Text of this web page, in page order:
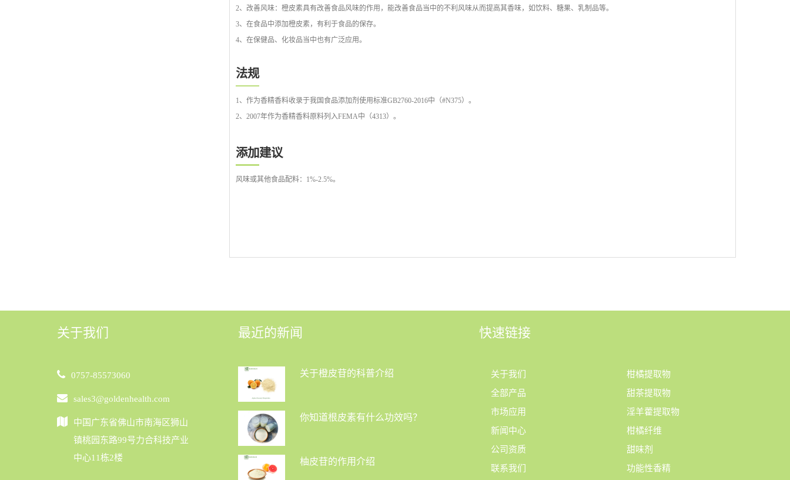
2、改善风味：橙皮素具有改善食品风味的作用，能改善食品当中的不利风味从而提高其香味，如饮料、糖果、乳制品等。
3、在食品中添加橙皮素，有利于食品的保存。
4、在保健品、化妆品当中也有广泛应用。
法规
1、作为香精香料收录于我国食品添加剂使用标准GB2760-2016中（#N375）。
2、2007年作为香精香料原料列入FEMA中（4313）。
添加建议
风味或其他食品配料：1%-2.5%。
关于我们
0757-85573060
sales3@goldenhealth.com
中国广东省佛山市南海区狮山
镇桃园东路99号力合科技产业
中心11栋2楼
最近的新闻
关于橙皮苷的科普介绍
你知道根皮素有什么功效吗？
柚皮苷的作用介绍
快速链接
关于我们
全部产品
市场应用
新闻中心
公司资质
联系我们
柑橘提取物
甜茶提取物
淫羊藿提取物
柑橘纤维
甜味剂
功能性香精